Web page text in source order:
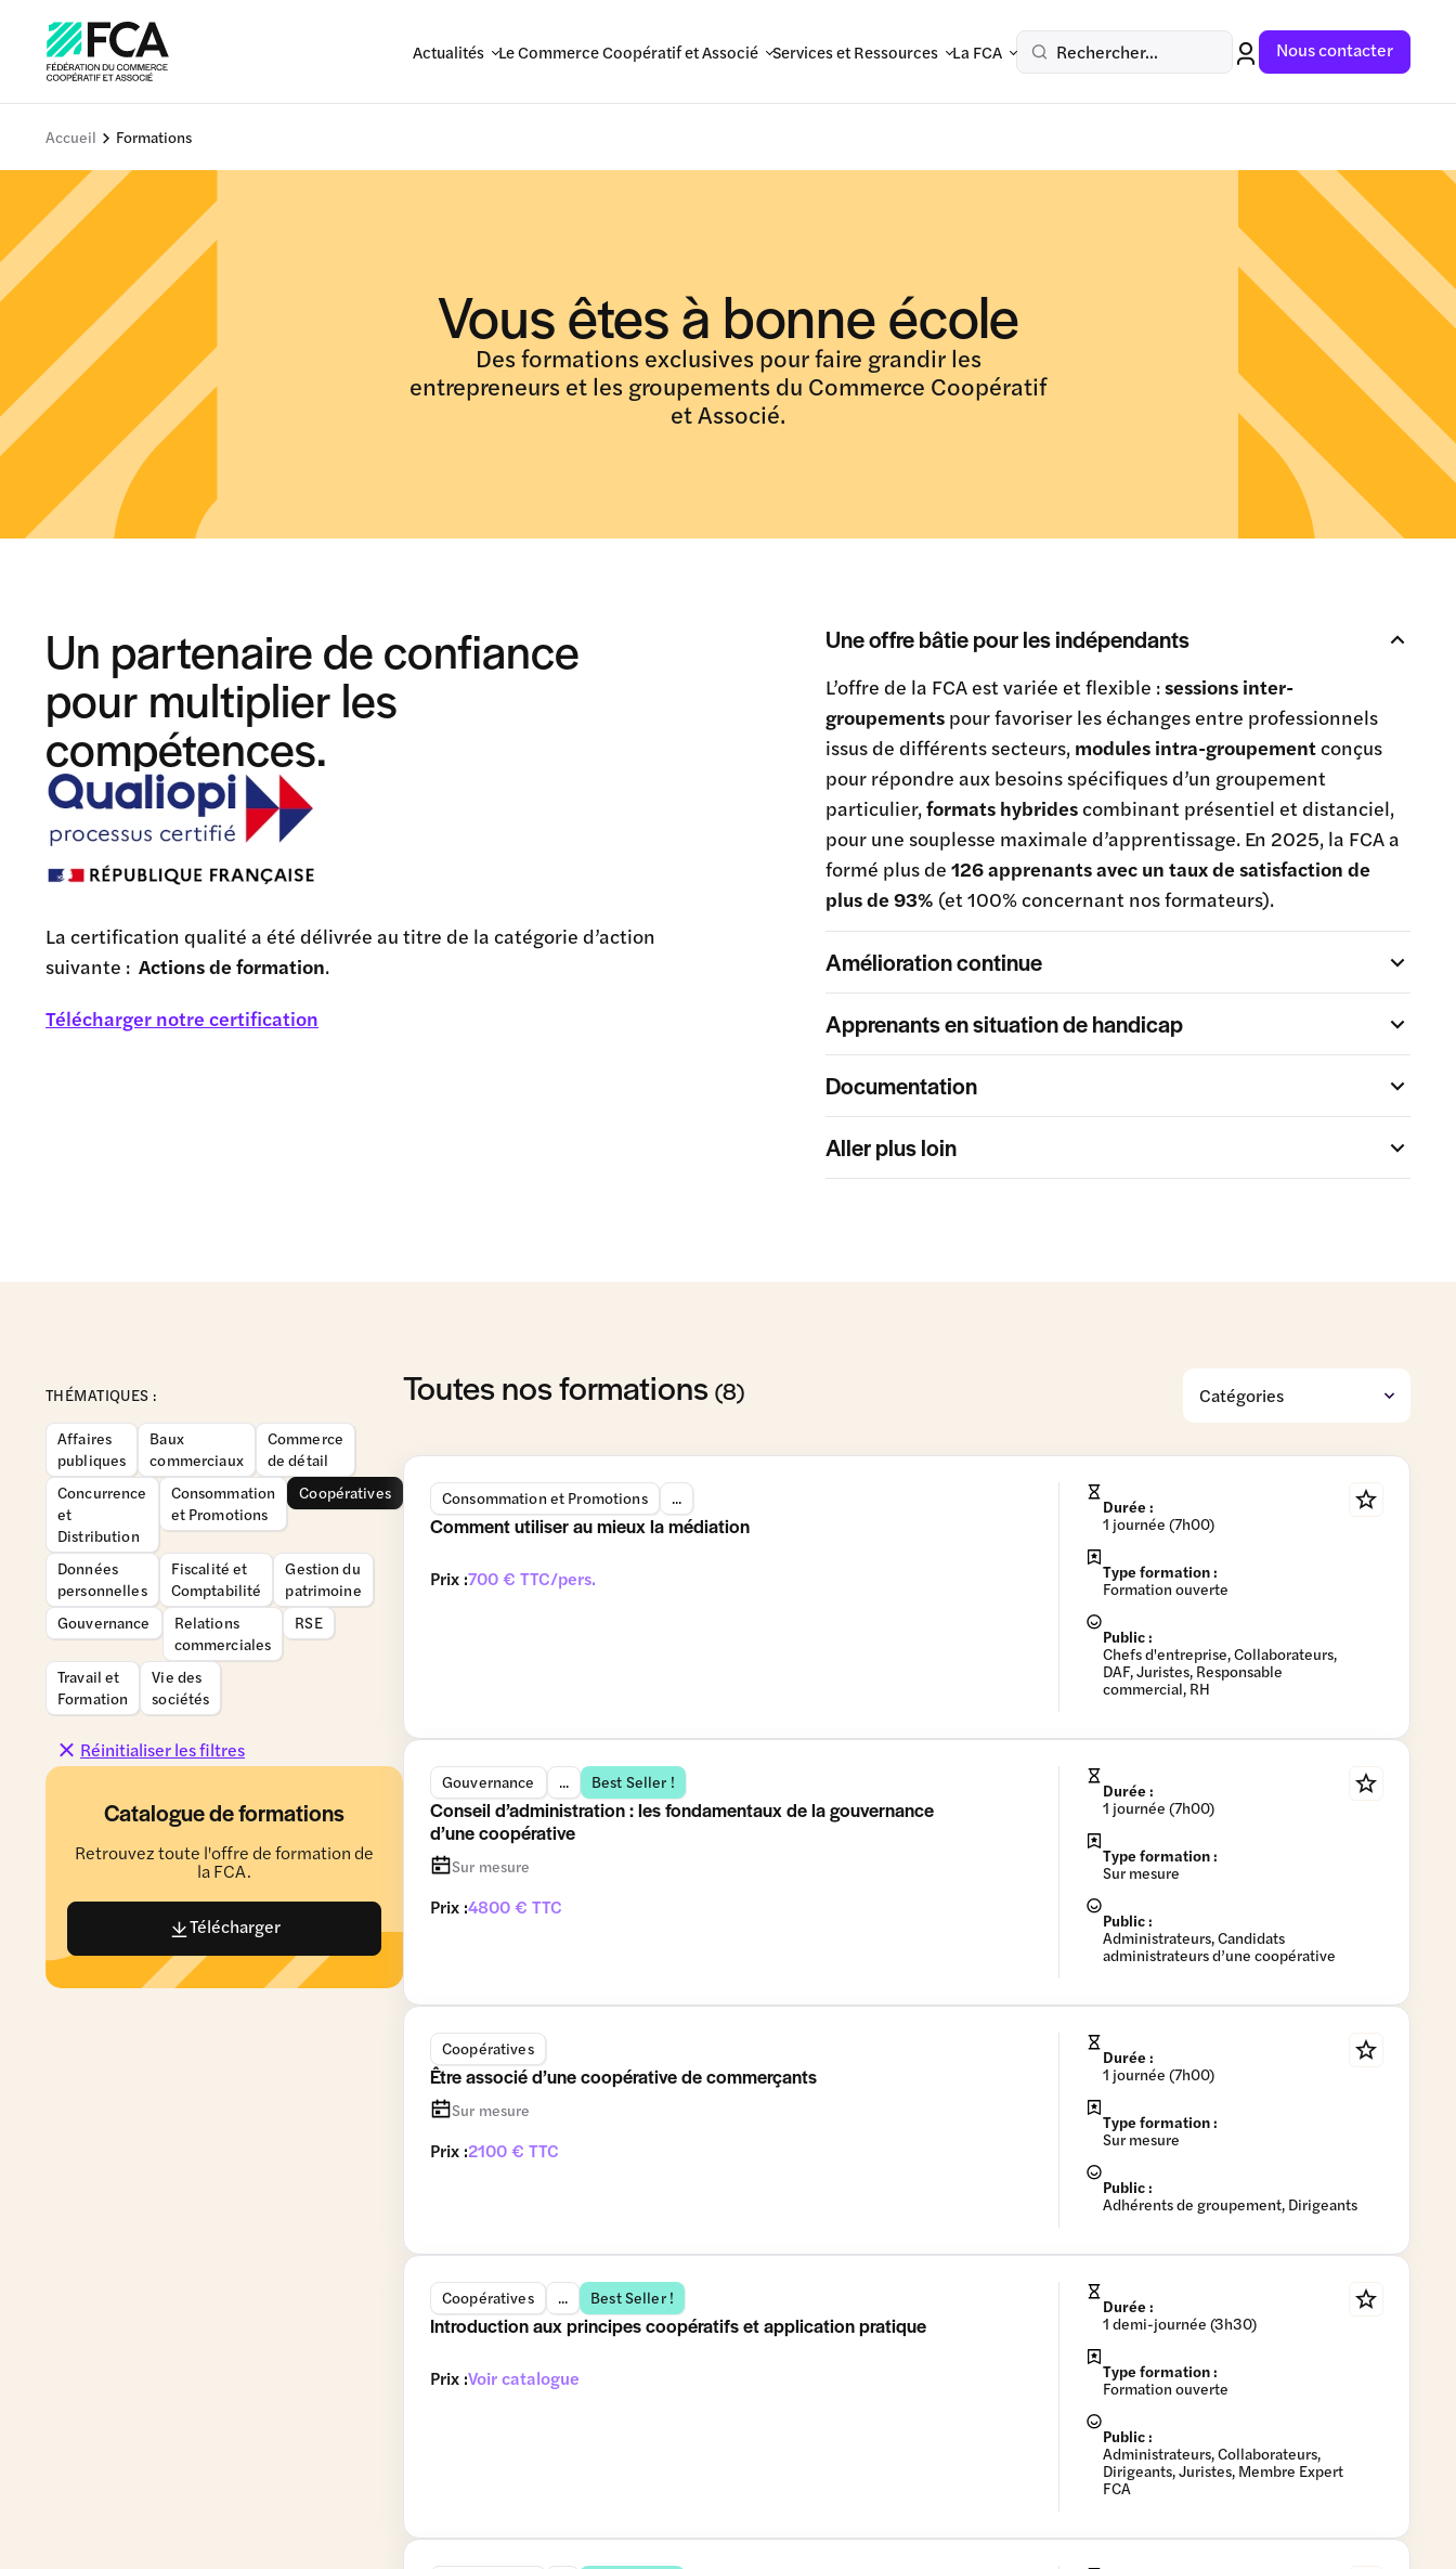
Actualités Le Commerce Coopératif et Associé Services et Ressources La FCA Rechercher... Nous contacter
Accueil Formations
Vous êtes à bonne école
Des formations exclusives pour faire grandir les
entrepreneurs et les groupements du Commerce Coopératif
et Associé.
Un partenaire de confiance
pour multiplier les
compétences.
La certification qualité a été délivrée au titre de la catégorie d’action
suivante : Actions de formation.
Télécharger notre certification
Une offre bâtie pour les indépendants
L’offre de la FCA est variée et flexible :sessions inter-
groupements pour favoriser les échanges entre professionnels
issus de différents secteurs, modules intra-groupementconçus
pour répondre aux besoins spécifiques d’un groupement
particulier,formats hybridescombinant présentiel et distanciel,
pour une souplesse maximale d’apprentissage. En 2025, la FCA a
formé plus de 126 apprenants avec un taux de satisfaction de
plus de 93% (et 100% concernant nos formateurs).
Amélioration continue
Apprenants en situation de handicap
Documentation
Aller plus loin
THÉMATIQUES :
Affaires
publiques
Baux
commerciaux
Commerce
de détail
Concurrence
et
Distribution
Consommation
et Promotions
Coopératives
Données
personnelles
Fiscalité et
Comptabilité
Gestion du
patrimoine
Gouvernance
Relations
commerciales
RSE
Travail et
Formation
Vie des
sociétés
Réinitialiser les filtres
Catalogue de formations
Retrouvez toute l'offre de formation de
la FCA.
Télécharger
Toutes nos formations (8)
Consommation et Promotions ...
Comment utiliser au mieux la médiation
Prix :700 € TTC/pers.
Durée :
1 journée (7h00)
Type formation :
Formation ouverte
Public :
Chefs d'entreprise, Collaborateurs,
DAF, Juristes, Responsable
commercial, RH
Gouvernance ... Best Seller !
Conseil d’administration : les fondamentaux de la gouvernance
d’une coopérative
Sur mesure
Prix :4800 € TTC
Durée :
1 journée (7h00)
Type formation :
Sur mesure
Public :
Administrateurs, Candidats
administrateurs d’une coopérative
Coopératives
Être associé d’une coopérative de commerçants
Sur mesure
Prix :2100 € TTC
Durée :
1 journée (7h00)
Type formation :
Sur mesure
Public :
Adhérents de groupement, Dirigeants
Coopératives ... Best Seller !
Introduction aux principes coopératifs et application pratique
Prix :Voir catalogue
Durée :
1 demi-journée (3h30)
Type formation :
Formation ouverte
Public :
Administrateurs, Collaborateurs,
Dirigeants, Juristes, Membre Expert
FCA